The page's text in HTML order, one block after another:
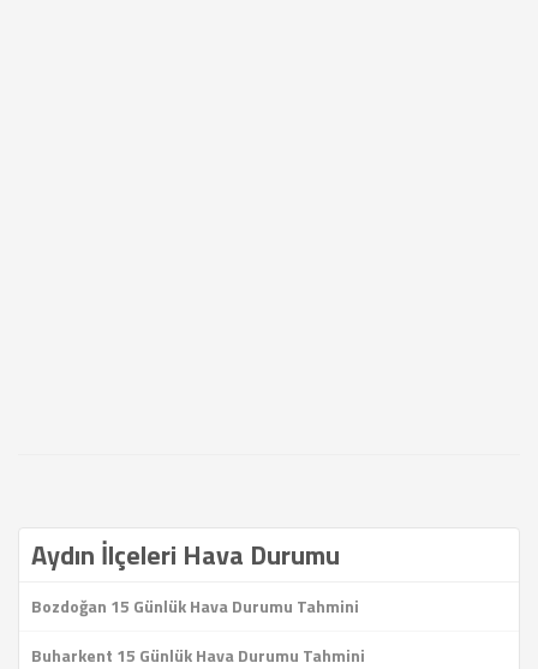
Aydın İlçeleri Hava Durumu
Bozdoğan 15 Günlük Hava Durumu Tahmini
Buharkent 15 Günlük Hava Durumu Tahmini